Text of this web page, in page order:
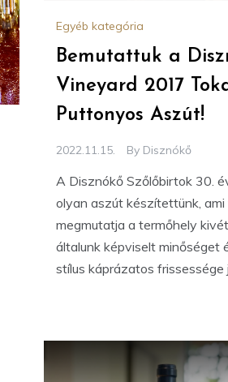
Egyéb kategória
Bemutattuk a
Vineyard 2017
Puttonyos Aszút!
2022.11.15. By Disznókő
A Disznókő Szőlőbirtok 30.
olyan aszút készítettünk,
megmutatja a termőhely
általunk képviselt minőséget
stílus káprázatos frissessége